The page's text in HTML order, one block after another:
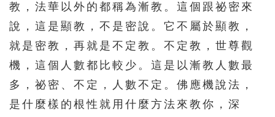
教，法華以外的都稱為漸教。這個跟祕密來
說，這是顯教，不是密說。它不屬於顯教，
就是密教，再就是不定教。不定教，世尊觀
機，這個人數都比較少。這是以漸教人數最
多，祕密、不定，人數不定。佛應機說法，
是什麼樣的根性就用什麼方法來教你，深